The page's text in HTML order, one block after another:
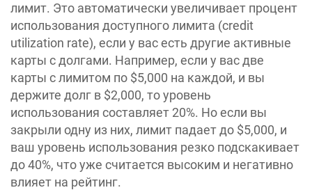
лимит. Это автоматически увеличивает процент
использования доступного лимита (credit
utilization rate), если у вас есть другие активные
карты с долгами. Например, если у вас две
карты с лимитом по $5,000 на каждой, и вы
держите долг в $2,000, то уровень
использования составляет 20%. Но если вы
закрыли одну из них, лимит падает до $5,000, и
ваш уровень использования резко подскакивает
до 40%, что уже считается высоким и негативно
влияет на рейтинг.